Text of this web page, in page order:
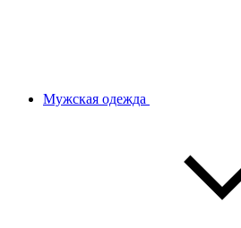
Мужская одежда